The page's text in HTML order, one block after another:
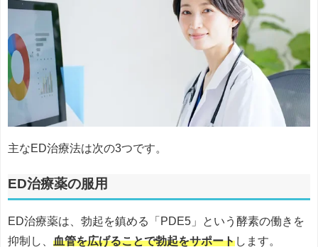
主なED治療法は次の3つです。
ED治療薬の服用
ED治療薬は、勃起を鎮める「PDE5」という酵素の働きを
抑制し、 血管を広げることで勃起をサポートします。